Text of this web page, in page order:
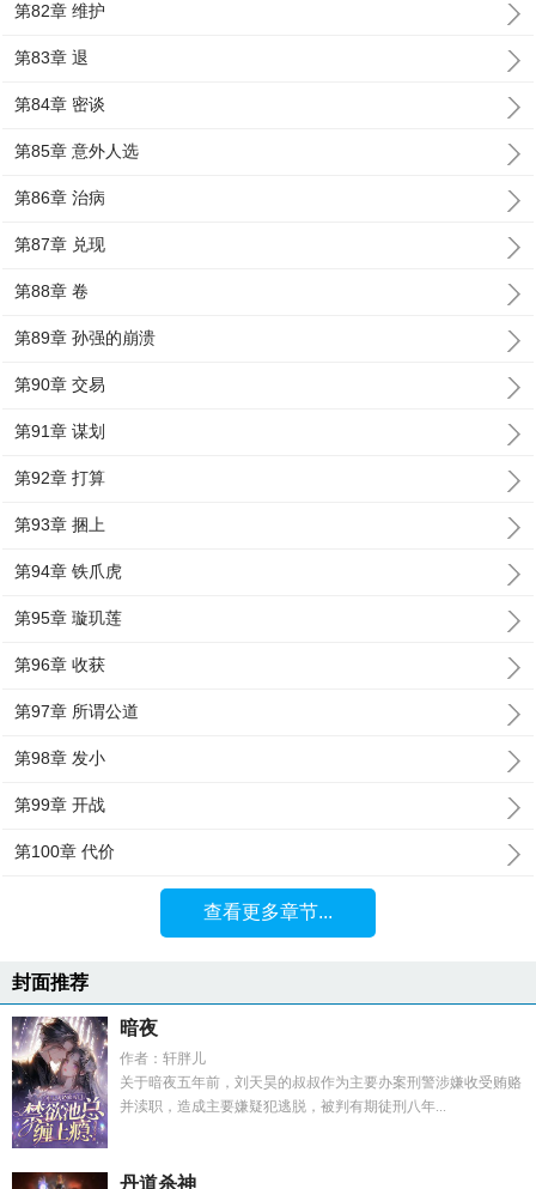
第82章 维护
第83章 退
第84章 密谈
第85章 意外人选
第86章 治病
第87章 兑现
第88章 卷
第89章 孙强的崩溃
第90章 交易
第91章 谋划
第92章 打算
第93章 捆上
第94章 铁爪虎
第95章 璇玑莲
第96章 收获
第97章 所谓公道
第98章 发小
第99章 开战
第100章 代价
查看更多章节...
封面推荐
暗夜
作者：轩胖儿
关于暗夜五年前，刘天昊的叔叔作为主要办案刑警涉嫌收受贿赂
并渎职，造成主要嫌疑犯逃脱，被判有期徒刑八年...
丹道杀神